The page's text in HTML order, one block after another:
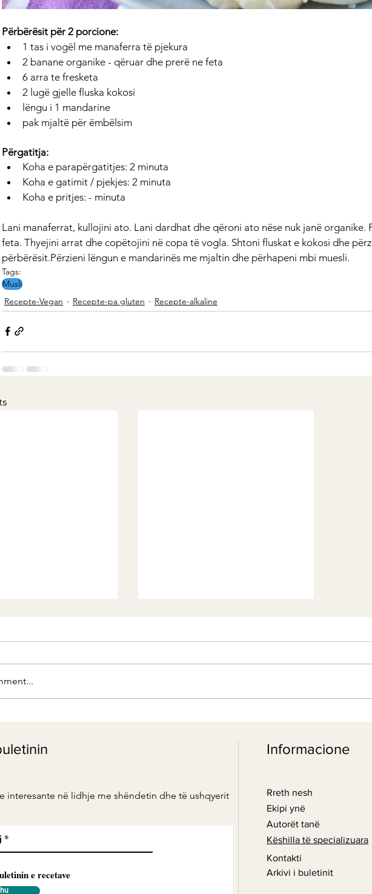
Përbërësit për 2 porcione:
1 tas i vogël me manaferra të pjekura
2 banane organike - qëruar dhe prerë ne feta
6 arra te fresketa
2 lugë gjelle fluska kokosi
lëngu i 1 mandarine
pak mjaltë për ëmbëlsim
Përgatitja:
Koha e parapërgatitjes: 2 minuta
Koha e gatimit / pjekjes: 2 minuta
Koha e pritjes: - minuta
Lani manaferrat, kullojini ato. Lani dardhat dhe qëroni ato nëse nuk janë organike.
feta. Thyejini arrat dhe copëtojini në copa të vogla. Shtoni fluskat e kokosi dhe
përbërësit.Përzieni lëngun e mandarinës me mjaltin dhe përhapeni mbi muesli.
Tags:
Musli
Recepte-Vegan
Recepte-pa gluten Recepte-alkaline
interesante në lidhje me shëndetin dhe të ushqyerit
e recetave
Informacione
Rreth nesh
Ekipi ynë
Autorët tanë
Këshilla të specializuara
Kontakti
Arkivi i buletinit